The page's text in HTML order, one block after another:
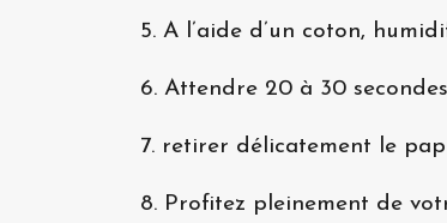
5. A l’aide d’un coton,
6. Attendre 20 à 30
7. retirer délicatement le
8. Profitez pleinement de